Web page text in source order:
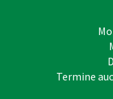
Termine